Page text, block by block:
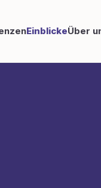
EinblickeÜber